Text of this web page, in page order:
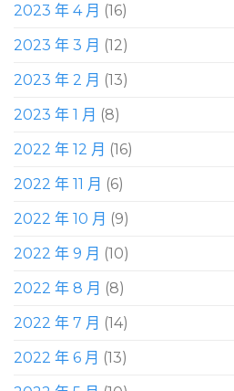
2023 年 4 月 (16)
2023 年 3 月 (12)
2023 年 2 月 (13)
2023 年 1 月 (8)
2022 年 12 月 (16)
2022 年 11 月 (6)
2022 年 10 月 (9)
2022 年 9 月 (10)
2022 年 8 月 (8)
2022 年 7 月 (14)
2022 年 6 月 (13)